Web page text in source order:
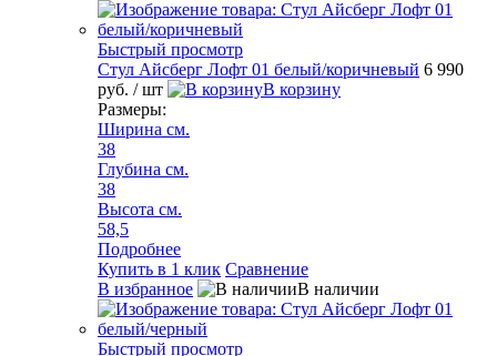
Быстрый просмотр
Стул Айсберг Лофт 01 белый/коричневый 6 990
руб. / шт
В корзину
Размеры:
Ширина см.
38
Глубина см.
38
Высота см.
58,5
Подробнее
Купить в 1 клик Сравнение
В избранное
В наличии
Быстрый просмотр